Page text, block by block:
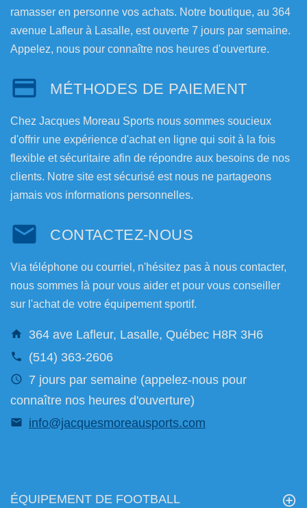
ramasser en personne vos achats. Notre boutique, au 364
avenue Lafleur à Lasalle, est ouverte 7 jours par semaine.
Appelez, nous pour connaître nos heures d'ouverture.
MÉTHODES DE PAIEMENT
Chez Jacques Moreau Sports nous sommes soucieux
d'offrir une expérience d'achat en ligne qui soit à la fois
flexible et sécuritaire afin de répondre aux besoins de nos
clients. Notre site est sécurisé est nous ne partageons
jamais vos informations personnelles.
CONTACTEZ-NOUS
Via téléphone ou courriel, n'hésitez pas à nous contacter,
nous sommes là pour vous aider et pour vous conseiller
sur l'achat de votre équipement sportif.
364 ave Lafleur, Lasalle, Québec H8R 3H6
(514) 363-2606
7 jours par semaine (appelez-nous pour
connaître nos heures d'ouverture)
info@jacquesmoreausports.com
ÉQUIPEMENT DE FOOTBALL